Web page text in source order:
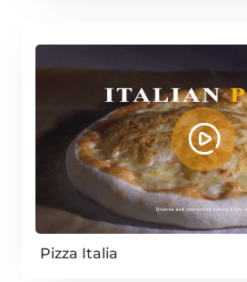
Pizza Italia